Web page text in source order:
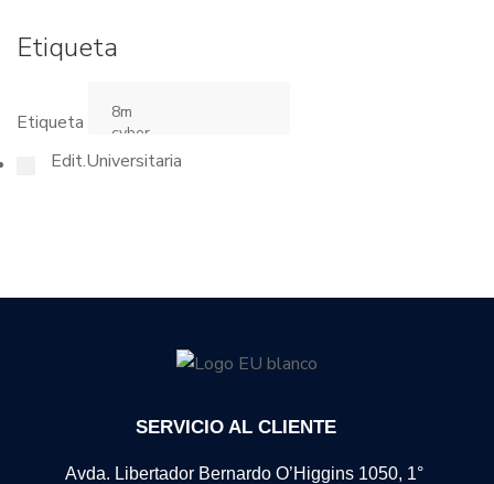
Etiqueta
Etiqueta
Edit.Universitaria
SERVICIO AL CLIENTE
Avda. Libertador Bernardo O’Higgins 1050, 1°